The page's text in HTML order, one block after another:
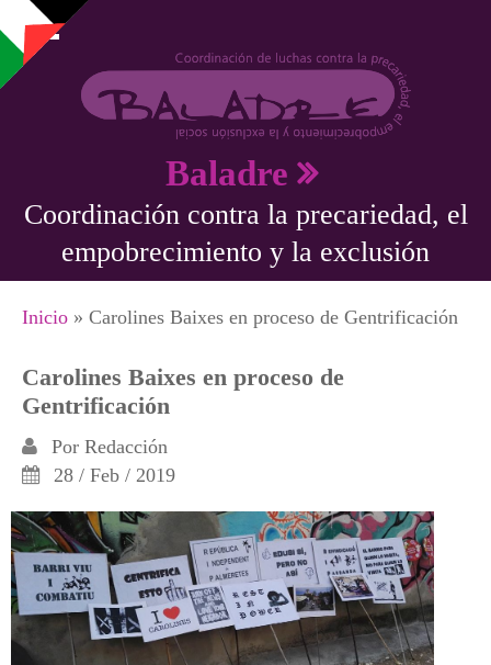
Pasar al contenido principal
Baladre
Coordinación contra la precariedad, el
empobrecimiento y la exclusión
Se encuentra usted aquí
Inicio » Carolines Baixes en proceso de Gentrificación
Carolines Baixes en proceso de
Gentrificación
Por Redacción
28 / Feb / 2019